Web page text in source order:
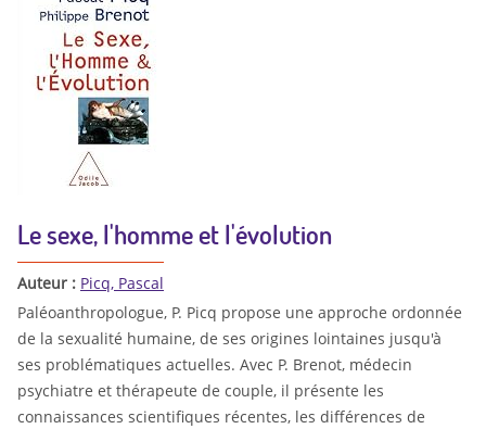
Le sexe, l'homme et l'évolution
Auteur : Picq, Pascal
Paléoanthropologue, P. Picq propose une approche ordonnée
de la sexualité humaine, de ses origines lointaines jusqu'à
ses problématiques actuelles. Avec P. Brenot, médecin
psychiatre et thérapeute de couple, il présente les
connaissances scientifiques récentes, les différences de